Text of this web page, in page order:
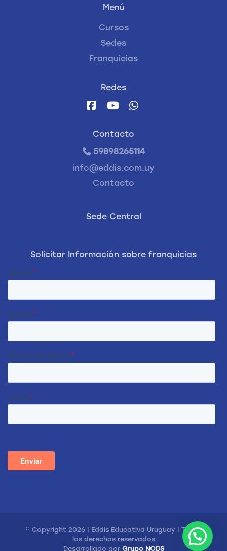
Menú
Cursos
Sedes
Franquicias
Redes
Contacto
59898265114
info@eddis.com.uy
Contacto
Sede Central
Solicitar Información sobre franquicias
© Copyright 2026 | Eddis Educativa Uruguay | Todos
los derechos reservados
Desarrollado por Grupo NODS